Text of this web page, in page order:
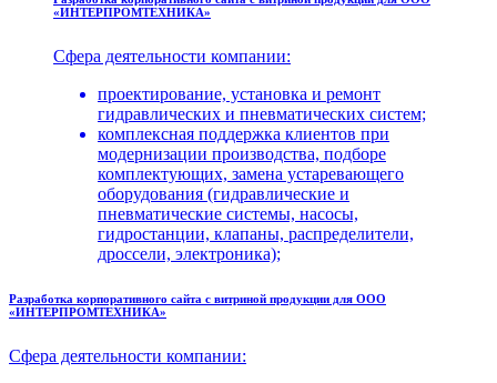
«ИНТЕРПРОМТЕХНИКА»
Сфера деятельности компании:
проектирование, установка и ремонт
гидравлических и пневматических систем;
комплексная поддержка клиентов при
модернизации производства, подборе
комплектующих, замена устаревающего
оборудования (гидравлические и
пневматические системы, насосы,
гидростанции, клапаны, распределители,
дроссели, электроника);
Разработка корпоративного сайта с витриной продукции для ООО
«ИНТЕРПРОМТЕХНИКА»
Сфера деятельности компании: